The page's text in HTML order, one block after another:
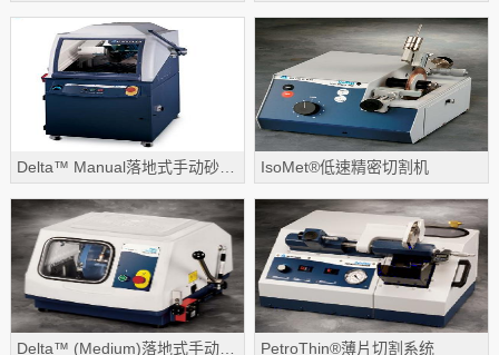
差示扫描量热仪
热重分析仪
同步热分析仪
热膨胀仪
热机械分析仪
动态热机械分析仪
气体分析/联用技术
Delta™ Manual落地式手动砂轮切割机 IsoMet®低速精密切割机
Delta™ (Medium)落地式手动砂轮切割机 PetroThin®薄片切割系统